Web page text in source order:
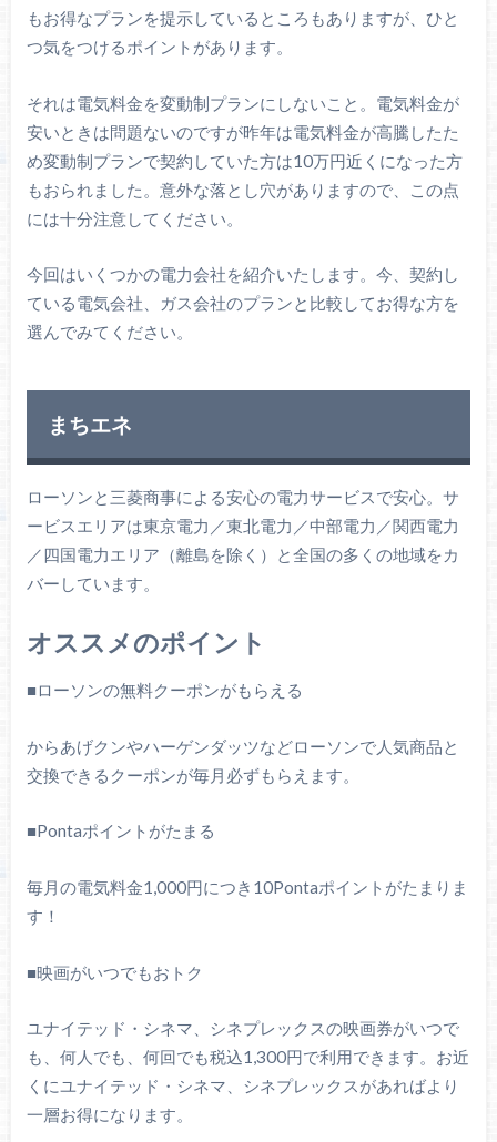
もお得なプランを提示しているところもありますが、ひと
つ気をつけるポイントがあります。
それは電気料金を変動制プランにしないこと。電気料金が
安いときは問題ないのですが昨年は電気料金が高騰したた
め変動制プランで契約していた方は10万円近くになった方
もおられました。意外な落とし穴がありますので、この点
には十分注意してください。
今回はいくつかの電力会社を紹介いたします。今、契約し
ている電気会社、ガス会社のプランと比較してお得な方を
選んでみてください。
まちエネ
ローソンと三菱商事による安心の電力サービスで安心。サ
ービスエリアは東京電力／東北電力／中部電力／関西電力
／四国電力エリア（離島を除く）と全国の多くの地域をカ
バーしています。
オススメのポイント
■ローソンの無料クーポンがもらえる
からあげクンやハーゲンダッツなどローソンで人気商品と
交換できるクーポンが毎月必ずもらえます。
■Pontaポイントがたまる
毎月の電気料金1,000円につき10Pontaポイントがたまりま
す！
■映画がいつでもおトク
ユナイテッド・シネマ、シネプレックスの映画券がいつで
も、何人でも、何回でも税込1,300円で利用できます。お近
くにユナイテッド・シネマ、シネプレックスがあればより
一層お得になります。